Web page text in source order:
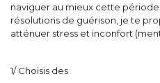
naviguer au mieux cette
résolutions de guérison, je te
atténuer stress et inconfort
1/ Choisis des